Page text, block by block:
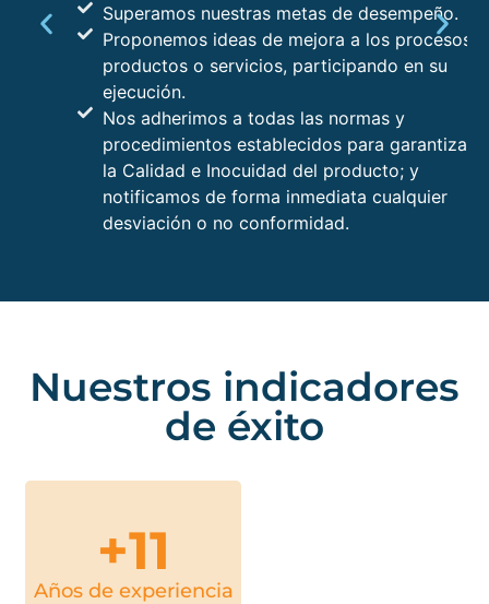
Superamos nuestras metas de desempeño.
Proponemos ideas de mejora a los procesos,
productos o servicios, participando en su
ejecución.
Nos adherimos a todas las normas y
procedimientos establecidos para garantizar
la Calidad e Inocuidad del producto; y
notificamos de forma inmediata cualquier
desviación o no conformidad.
Nuestros indicadores
de éxito
Años de experiencia
+11